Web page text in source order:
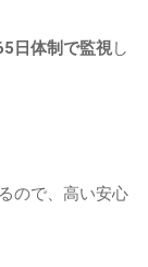
日体制で監視し
ので、高い安心